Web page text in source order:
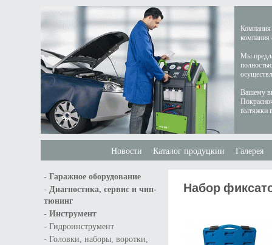
Компания
компания
Мы
Вашему
вытяжки
Новости Каталог продуцкии Галерея
- Гаражное оборудование
- Диагностика, сервис и чип-
тюнинг
- Инструмент
- Гидроинструмент
- Головки, наборы, воротки,
Набор